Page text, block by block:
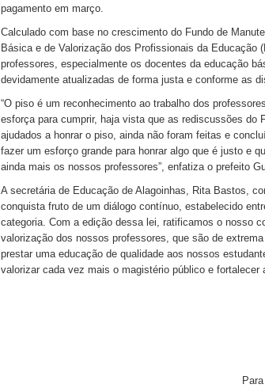
pagamento em março.
Calculado com base no crescimento do Fundo de
Básica e de Valorização dos Profissionais da Educação
professores, especialmente os docentes da educação
devidamente atualizadas de forma justa e conforme as
“O piso é um reconhecimento ao trabalho dos
esforça para cumprir, haja vista que as rediscussões do
ajudados a honrar o piso, ainda não foram feitas e
fazer um esforço grande para honrar algo que é justo e
ainda mais os nossos professores”, enfatiza o prefeito
A secretária de Educação de Alagoinhas, Rita Bastos,
conquista fruto de um diálogo contínuo, estabelecido
categoria. Com a edição dessa lei, ratificamos o nosso
valorização dos nossos professores, que são de
prestar uma educação de qualidade aos nossos
valorizar cada vez mais o magistério público e fortalecer